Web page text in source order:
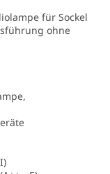
für Sockel
ohne